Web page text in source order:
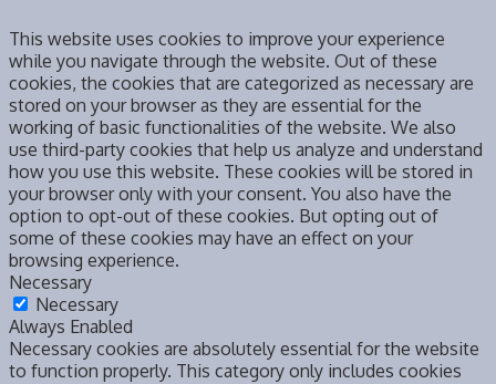
This website uses cookies to improve your experience
while you navigate through the website. Out of these
cookies, the cookies that are categorized as necessary are
stored on your browser as they are essential for the
working of basic functionalities of the website. We also
use third-party cookies that help us analyze and understand
how you use this website. These cookies will be stored in
your browser only with your consent. You also have the
option to opt-out of these cookies. But opting out of
some of these cookies may have an effect on your
browsing experience.
Necessary
Necessary
Always Enabled
Necessary cookies are absolutely essential for the website
to function properly. This category only includes cookies